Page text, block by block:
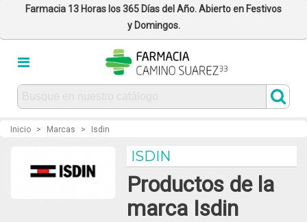
Farmacia 13 Horas los 365 Días del Año. Abierto en Festivos
y Domingos.
Inicio > Marcas > Isdin
ISDIN
Productos de la
marca Isdin